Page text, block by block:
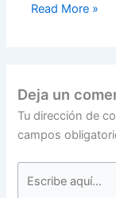
Read More »
Deja un
Tu dirección de
campos
aquí...